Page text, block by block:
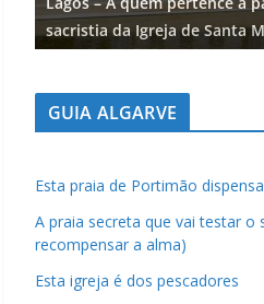
sacristia da Igreja de Santa
GUIA ALGARVE
Esta praia de Portimão
A praia secreta que vai testar o
recompensar a alma)
Esta igreja é dos pescadores